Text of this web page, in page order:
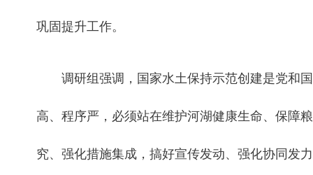
巩固提升工作。
调研组强调，国家水土保持示范创建是党和
高、程序严，必须站在维护河湖健康生命、保障
究、强化措施集成，搞好宣传发动、强化协同发